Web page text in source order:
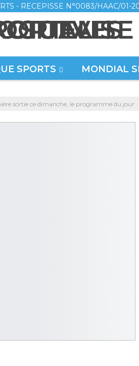
- RECEPISSE N°0083/HAAC/01-
SPORTS MONDIAL
sortie ce dimanche, le programme du jour